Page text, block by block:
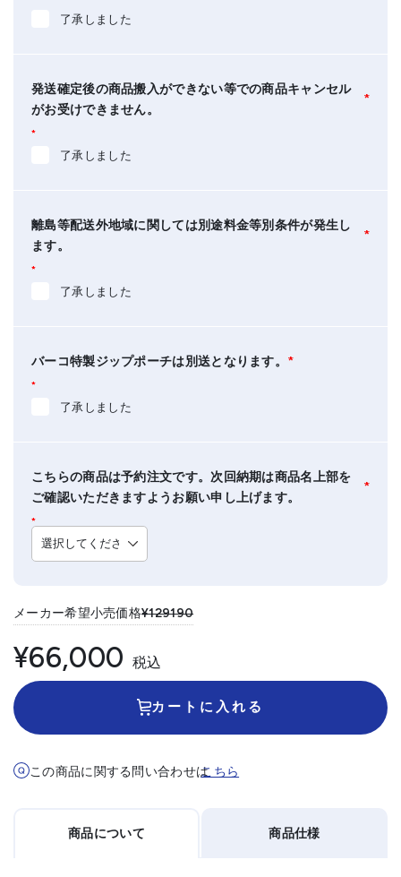
了承しました
発送確定後の商品搬入ができない等での商品キャンセル
がお受けできません。
*
*
了承しました
離島等配送外地域に関しては別途料金等別条件が発生し
ます。
*
*
了承しました
バーコ特製ジップポーチは別送となります。 *
*
了承しました
こちらの商品は予約注文です。次回納期は商品名上部を
ご確認いただきますようお願い申し上げます。
*
*
メーカー希望小売価格¥129190
¥66,000 税込
カートに入れる
この商品に関する問い合わせはこちら
商品について 商品仕様